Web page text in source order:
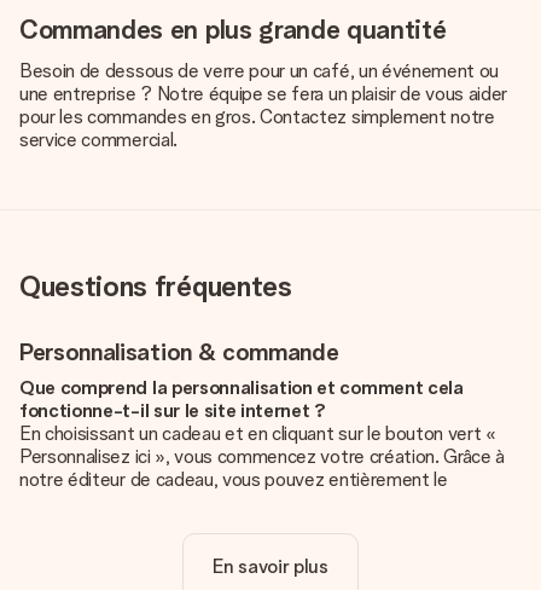
Commandes en plus grande quantité
Besoin de dessous de verre pour un café, un événement ou
une entreprise ? Notre équipe se fera un plaisir de vous aider
pour les commandes en gros. Contactez simplement notre
service commercial.
Questions fréquentes
Personnalisation & commande
Que comprend la personnalisation et comment cela
fonctionne-t-il sur le site internet ?
En choisissant un cadeau et en cliquant sur le bouton vert «
Personnalisez ici », vous commencez votre création. Grâce à
notre éditeur de cadeau, vous pouvez entièrement le
unique pour ajouter une touche finale à votre cadeau.
En savoir plus